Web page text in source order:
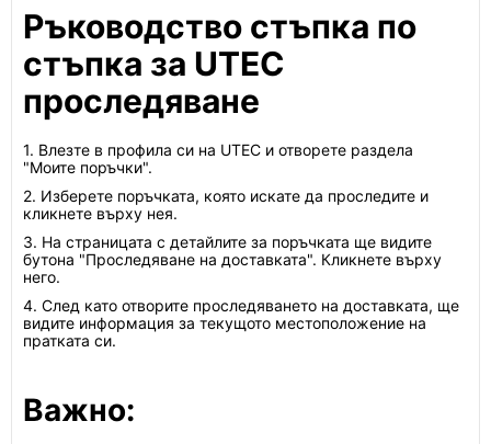
Ръководство стъпка по
стъпка за UTEC
проследяване
1. Влезте в профила си на UTEC и отворете раздела
"Моите поръчки".
2. Изберете поръчката, която искате да проследите и
кликнете върху нея.
3. На страницата с детайлите за поръчката ще видите
бутона "Проследяване на доставката". Кликнете върху
него.
4. След като отворите проследяването на доставката, ще
видите информация за текущото местоположение на
пратката си.
Важно: